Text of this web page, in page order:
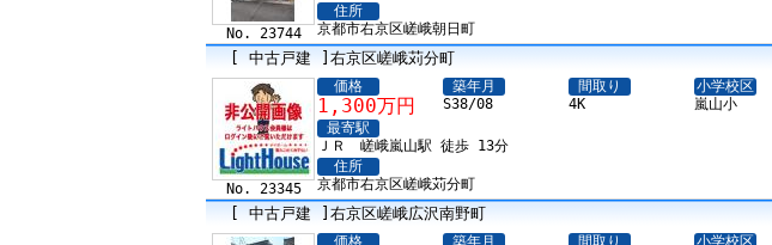
No. 23744
住所
京都市右京区嵯峨朝日町
[ 中古戸建 ]右京区嵯峨苅分町
No. 23345
価格
1,300万円
築年月
S38/08
間取り
4K
小学校区
嵐山小
最寄駅
ＪＲ 嵯峨嵐山駅 徒歩 13分
住所
京都市右京区嵯峨苅分町
[ 中古戸建 ]右京区嵯峨広沢南野町
価格
築年月
間取り
小学校区